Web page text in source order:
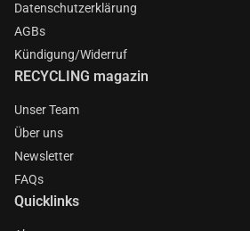
Datenschutzerklärung
AGBs
Kündigung/Widerruf
RECYCLING magazin
Unser Team
Über uns
Newsletter
FAQs
Quicklinks